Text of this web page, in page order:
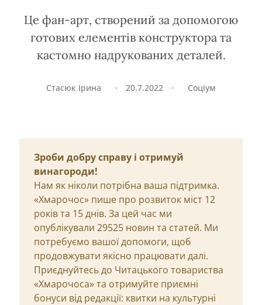
Це фан-арт, створений за допомогою
готових елементів конструктора та
кастомно надрукованих деталей.
Стасюк Ірина · 20.7.2022 · Соціум
Зроби добру справу і отримуй
винагороди!
Нам як ніколи потрібна ваша підтримка.
«Хмарочос» пише про розвиток міст 12
років та 15 днів. За цей час ми
опублікували 29525 новин та статей. Ми
потребуємо вашої допомоги, щоб
продовжувати якісно працювати далі.
Приєднуйтесь до Читацького товариства
«Хмарочоса» та отримуйте приємні
бонуси від редакції: квитки на культурні